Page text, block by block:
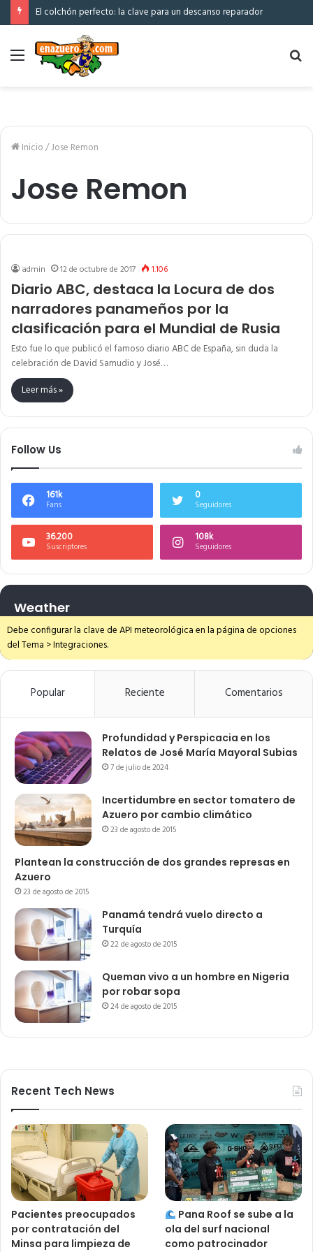
El colchón perfecto: la clave para un descanso reparador
Menú
Inicio/Jose Remon
Jose Remon
admin 12 de octubre de 2017 1.106
Diario ABC, destaca la Locura de dos
narradores panameños por la
clasificación para el Mundial de Rusia
Esto fue lo que publicó el famoso diario ABC de España, sin duda la
celebración de David Samudio y José…
Leer más »
Follow Us
161k
Fans
0
Seguidores
36.200
Suscriptores
108k
Seguidores
Weather
Debe configurar la clave de API meteorológica en la página de opciones
del Tema > Integraciones.
Popular Reciente Comentarios
Profundidad y Perspicacia en los
Relatos de José María Mayoral Subias
7 de julio de 2024
Incertidumbre en sector tomatero de
Azuero por cambio climático
23 de agosto de 2015
Plantean la construcción de dos grandes represas en
Azuero
23 de agosto de 2015
Panamá tendrá vuelo directo a
Turquía
22 de agosto de 2015
Queman vivo a un hombre en Nigeria
por robar sopa
24 de agosto de 2015
Recent Tech News
Pacientes preocupados
por contratación del
Minsa para limpieza de
Pana Roof se sube a la
ola del surf nacional
como patrocinador